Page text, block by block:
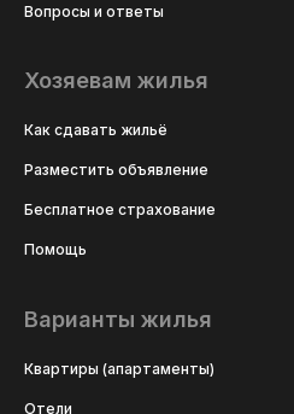
Вопросы и ответы
Хозяевам жилья
Как сдавать жильё
Разместить объявление
Бесплатное страхование
Помощь
Варианты жилья
Квартиры (апартаменты)
Отели